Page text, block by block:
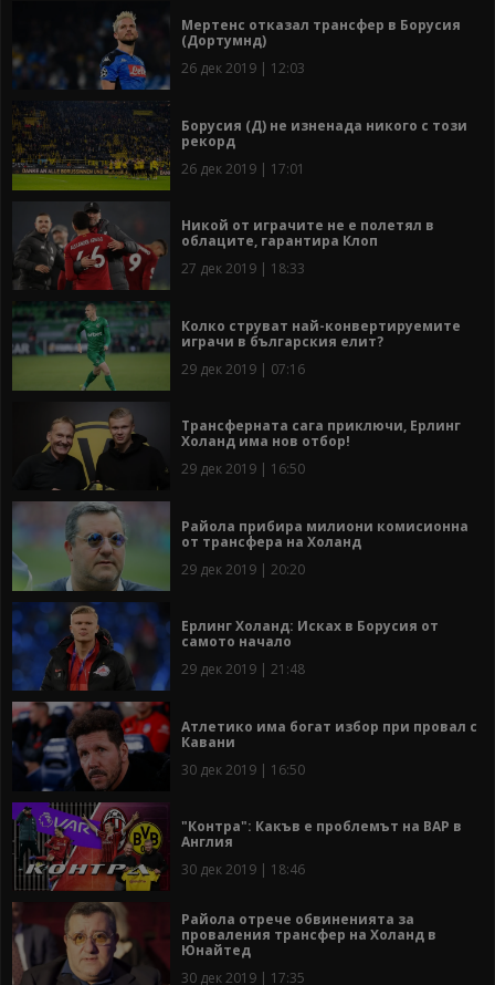
Мертенс отказал трансфер в Борусия
(Дортумнд)
26 дек 2019 | 12:03
Борусия (Д) не изненада никого с този
рекорд
26 дек 2019 | 17:01
Никой от играчите не е полетял в
облаците, гарантира Клоп
27 дек 2019 | 18:33
Колко струват най-конвертируемите
играчи в българския елит?
29 дек 2019 | 07:16
Трансферната сага приключи, Ерлинг
Холанд има нов отбор!
29 дек 2019 | 16:50
Райола прибира милиони комисионна
от трансфера на Холанд
29 дек 2019 | 20:20
Ерлинг Холанд: Исках в Борусия от
самото начало
29 дек 2019 | 21:48
Атлетико има богат избор при провал с
Кавани
30 дек 2019 | 16:50
"Контра": Какъв е проблемът на ВАР в
Англия
30 дек 2019 | 18:46
Райола отрече обвиненията за
проваления трансфер на Холанд в
Юнайтед
30 дек 2019 | 17:35